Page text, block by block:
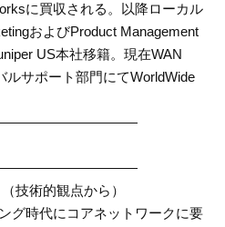
に買収される。以降ローカル
およびProduct Management
US本社移籍。現在WAN
ルサポート部門にてWorldWide
技術的観点から）
グ時代にコアネットワークに要